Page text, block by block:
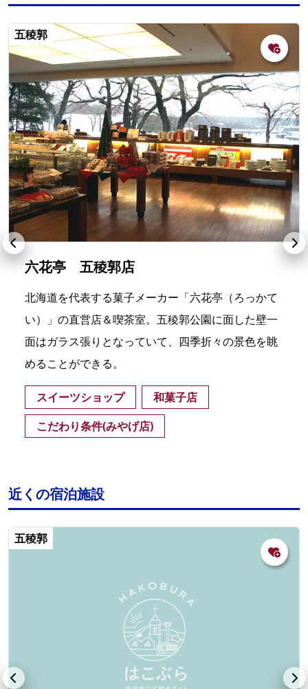
五稜郭
六花亭 五稜郭店
北海道を代表する菓子メーカー「六花亭（ろっかて
い）」の直営店＆喫茶室。五稜郭公園に面した壁一
面はガラス張りとなっていて、四季折々の景色を眺
めることができる。
スイーツショップ
和菓子店
こだわり条件(みやげ店)
近くの宿泊施設
五稜郭